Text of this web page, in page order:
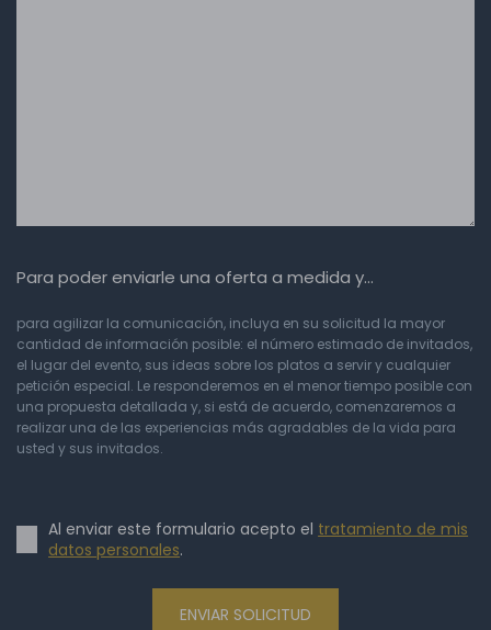
Para poder enviarle una oferta a medida y…
para agilizar la comunicación, incluya en su solicitud la mayor
cantidad de información posible: el número estimado de invitados,
el lugar del evento, sus ideas sobre los platos a servir y cualquier
petición especial. Le responderemos en el menor tiempo posible con
una propuesta detallada y, si está de acuerdo, comenzaremos a
realizar una de las experiencias más agradables de la vida para
usted y sus invitados.
Al enviar este formulario acepto el tratamiento de mis
datos personales.
ENVIAR SOLICITUD